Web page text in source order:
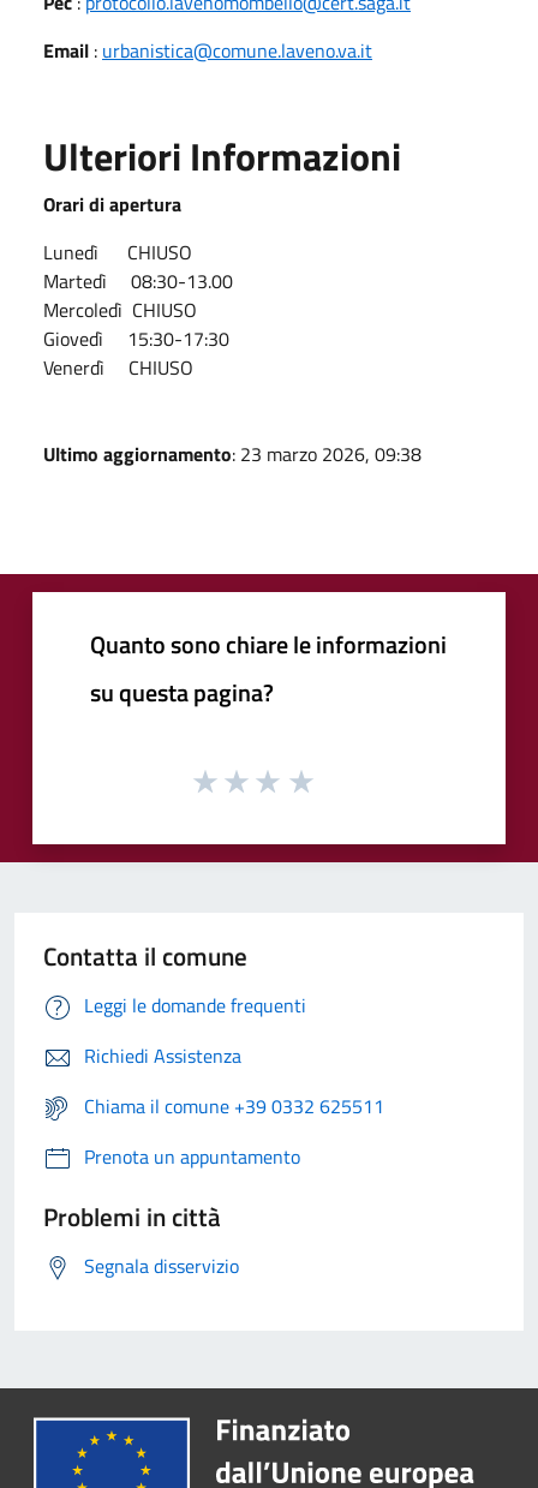
Email : urbanistica@comune.laveno.va.it
Ulteriori Informazioni
Orari di apertura
Lunedì CHIUSO
Martedì 08:30-13.00
Mercoledì CHIUSO
Giovedì 15:30-17:30
Venerdì CHIUSO
Ultimo aggiornamento: 23 marzo 2026, 09:38
Quanto sono chiare le informazioni
su questa pagina?
Contatta il comune
Leggi le domande frequenti
Richiedi Assistenza
Chiama il comune +39 0332 625511
Prenota un appuntamento
Problemi in città
Segnala disservizio